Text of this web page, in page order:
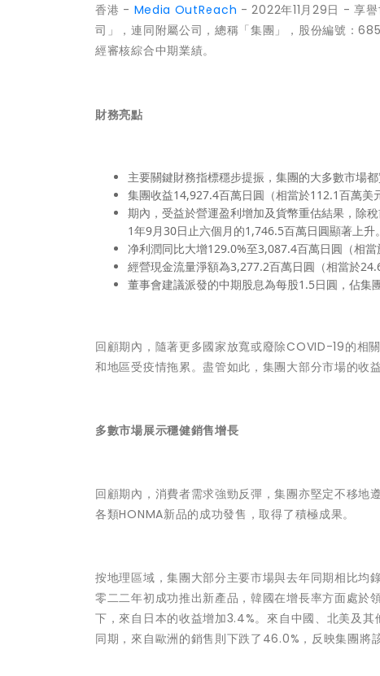
香港 - Media OutReach - 2022年11月29日 - 享譽
司」，連同附屬公司，總稱「集團」，股份編號：
經審核綜合中期業績。
財務亮點
主要關鍵財務指標穩步提振，集團的大多數市場都
集團收益14,927.4百萬日圓（相當於112.1百萬美
期內，受益於營運盈利增加及貨幣重估結果，除
1年9月30日止六個月的1,746.5百萬日圓顯著上升。
净利潤同比大增129.0%至3,087.4百萬日圓（相
經營現金流量淨額為3,277.2百萬日圓（相當於
董事會建議派發的中期股息為每股1.5日圓，佔集
回顧期內，隨著更多國家放寬或廢除COVID-19的相
和地區受疫情拖累。盡管如此，集團大部分市場的收
多數市場展示穩健銷售增長
回顧期內，消費者需求強勁反彈，集團亦堅定不移地
各類HONMA新品的成功發售，取得了積極成果。
按地理區域，集團大部分主要市場與去年同期相比均
零二二年初成功推出新產品，韓國在增長率方面處於
下，來自日本的收益增加3.4%。來自中國、北美及其
同期，來自歐洲的銷售則下跌了46.0%，反映集團將